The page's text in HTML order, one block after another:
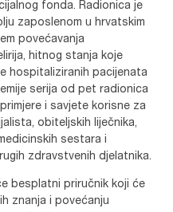
fonda. Radionica je
zaposlenom u hrvatskim
povećavanja
hitnog stanja koje
hospitaliziranih pacijenata
serija od pet radionica
i savjete korisne za
obiteljskih liječnika,
sestara i
zdravstvenih djelatnika.
besplatni priručnik koji će
znanja i povećanju